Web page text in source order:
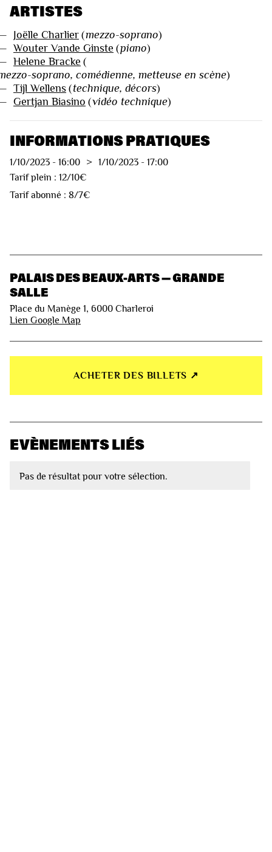
ARTISTES
Joëlle Charlier (mezzo-soprano)
Wouter Vande Ginste (piano)
Helene Bracke (
soprano, comédienne, metteuse en scène)
Tijl Wellens (technique, décors)
Gertjan Biasino (vidéo technique)
INFORMATIONS PRATIQUES
1/10/2023 - 16:00 > 1/10/2023 - 17:00
Tarif plein : 12/10€
Tarif abonné : 8/7€
PALAIS DES BEAUX-ARTS — GRANDE
SALLE
Place du Manège 1, 6000 Charleroi
Lien Google Map
ACHETER DES BILLETS ↗︎
EVÈNEMENTS LIÉS
Pas de résultat pour votre sélection.